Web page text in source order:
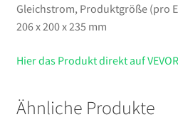
Gleichstrom, Produktgröße (pro
206 x 200 x 235 mm
Hier das Produkt direkt auf
Ähnliche Produkte